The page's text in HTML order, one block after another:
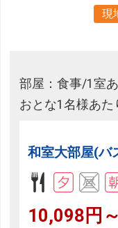
現
部屋：食事/1室
おとな1名様あた
和室大部屋(バ
10,098円